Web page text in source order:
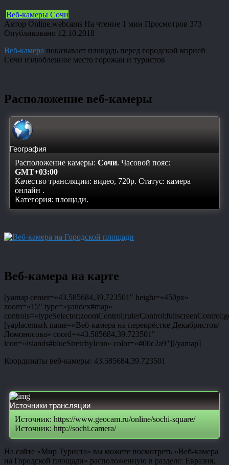
Веб-камеры Сочи
Автор Online.webcams На чтение 1 мин Просмотров 373
Опубликовано 12.10.2018
Веб-камера показывает площадь перед городской мэрией
Сочи излюбленное место горожан и туристов
Расположение веб-камеры
География
Расположение камеры: Сочи. Часовой пояс:
GMT+03:00
Качество трансляции: видео, 720p. Статус: камера
онлайн .
Категория: площади.
Веб-камера на карте
[yamap center=»43.585684,39.723501″ height=»450px»
zoom=»15″ type=»yandex#map»
[yaplacemark name=»Веб-камера на перекрёстке Декабристов/
Ломоносова» coord=»43.585684,39.723501″
icon=»islands#blueStretchyIcon» color=»#00c2a9″][/yamap]
Координаты веб-камеры: 43.585684,39.723501
Источники трансляции
Источник: https://www.geocam.ru/online/sochi-square/
Источник: http://sochi.camera/
На сайте «Мир Туриста» вы можете посмотреть «Веб-камера
на Городской площади» расположенную в разделе: Евразия,